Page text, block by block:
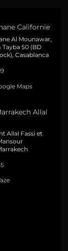
Californie
Al Mounawar,
Tayba 50 (BD
Casablanca
Maps
Allal
Allal Fassi et